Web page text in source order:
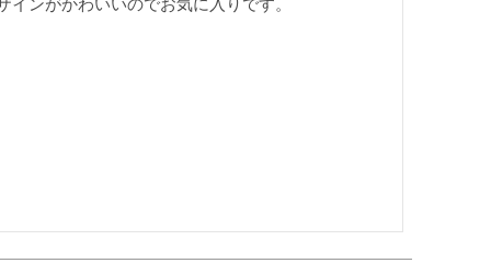
ンがかわいいのでお気に入りです。